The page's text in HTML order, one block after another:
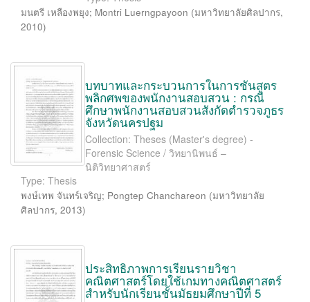
มนตรี เหลืองพยุง; Montri Luerngpayoon (มหาวิทยาลัยศิลปากร,
2010)
บทบาทและกระบวนการในการชันสูตร
พลิกศพของพนักงานสอบสวน : กรณี
ศึกษาพนักงานสอบสวนสังกัดตำรวจภูธร
จังหวัดนครปฐม
Collection: Theses (Master's degree) -
Forensic Science / วิทยานิพนธ์ –
นิติวิทยาศาสตร์
Type: Thesis
พงษ์เทพ จันทร์เจริญ; Pongtep Chanchareon (มหาวิทยาลัย
ศิลปากร, 2013)
ประสิทธิภาพการเรียนรายวิชา
คณิตศาสตร์โดยใช้เกมทางคณิตศาสตร์
สำหรับนักเรียนชั้นมัธยมศึกษาปีที่ 5